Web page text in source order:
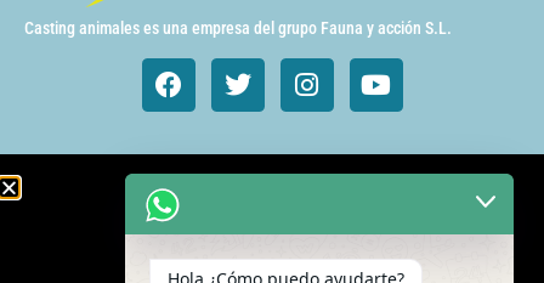
Casting animales es una empresa del grupo Fauna y acción S.L.
Animales de cine y TV